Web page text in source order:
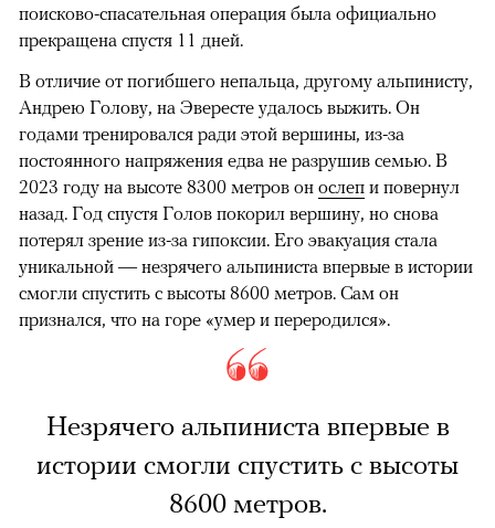
поисково-спасательная операция была официально
прекращена спустя 11 дней.
В отличие от погибшего непальца, другому альпинисту,
Андрею Голову, на Эвересте удалось выжить. Он
годами тренировался ради этой вершины, из-за
постоянного напряжения едва не разрушив семью. В
2023 году на высоте 8300 метров он ослеп и повернул
назад. Год спустя Голов покорил вершину, но снова
потерял зрение из-за гипоксии. Его эвакуация стала
уникальной — незрячего альпиниста впервые в истории
смогли спустить с высоты 8600 метров. Сам он
признался, что на горе «умер и переродился».
Незрячего альпиниста впервые в
истории смогли спустить с высоты
8600 метров.